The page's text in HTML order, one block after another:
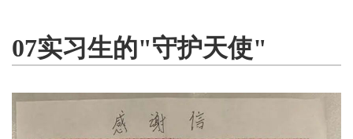
07实习生的"守护天使"